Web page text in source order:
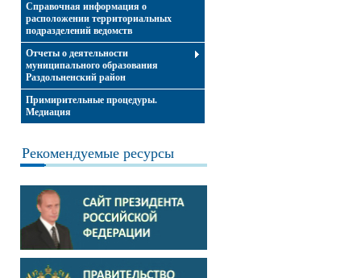
Справочная информация о
расположении территориальных
подразделений ведомств
Отчеты о деятельности
муниципального образования
Раздольненский район
Примирительные процедуры.
Медиация
Рекомендуемые ресурсы